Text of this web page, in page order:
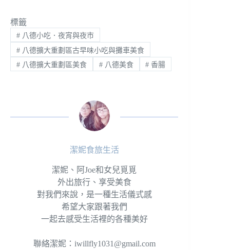
標籤
#八德小吃．夜宵與夜市
#八德擴大重劃區古早味小吃與攤車美食
#八德擴大重劃區美食 #八德美食 # 香腸
潔妮食旅生活
潔妮、阿Joe和女兒覓覓
外出旅行、享受美食
對我們來說，是一種生活儀式感
希望大家跟著我們
一起去感受生活裡的各種美好
聯絡潔妮： iwillfly1031@gmail.com